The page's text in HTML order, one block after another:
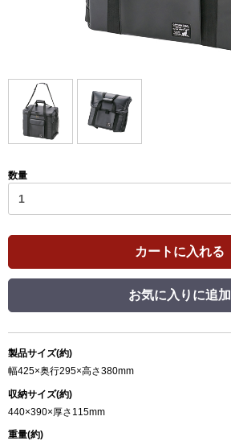
数量
カートに入れる
お気に入りに追加
製品サイズ(約)
幅425×奥行295×高さ380mm
収納サイズ(約)
440×390×厚さ115mm
重量(約)